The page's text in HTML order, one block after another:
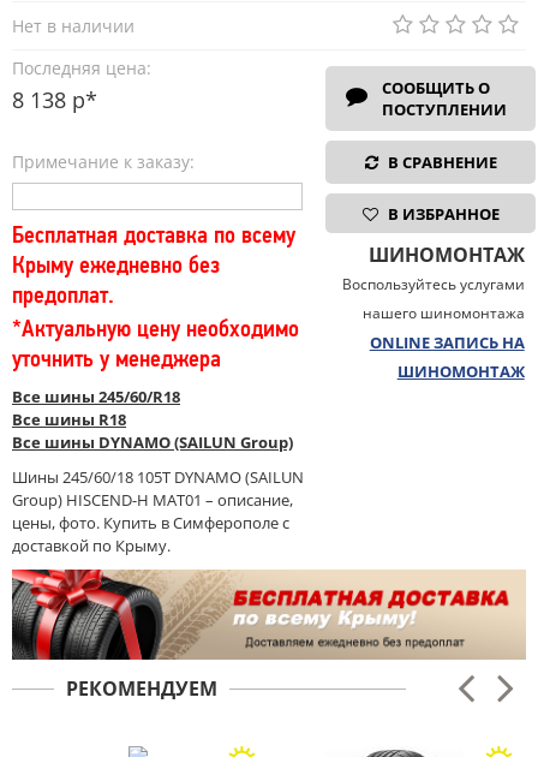
Нет в наличии
Последняя цена:
8 138 р*
Примечание к заказу:
Бесплатная доставка по всему
Крыму ежедневно без
предоплат.
*Актуальную цену необходимо
уточнить у менеджера
Все шины 245/60/R18
Все шины R18
Все шины DYNAMO (SAILUN Group)
Шины 245/60/18 105T DYNAMO (SAILUN
Group) HISCEND-H MAT01 – описание,
цены, фото. Купить в Симферополе с
доставкой по Крыму.
СООБЩИТЬ О
ПОСТУПЛЕНИИ
В СРАВНЕНИЕ
В ИЗБРАННОЕ
ШИНОМОНТАЖ
Воспользуйтесь услугами
нашего шиномонтажа
ONLINE ЗАПИСЬ НА
ШИНОМОНТАЖ
РЕКОМЕНДУЕМ